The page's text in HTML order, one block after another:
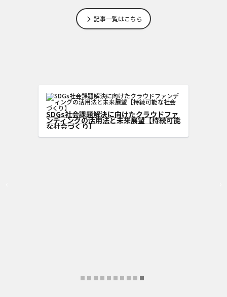
記事一覧はこちら
SDGs社会課題解決に向けたクラウドファ
ンディングの活用法と未来展望【持続可能
な社会づくり】